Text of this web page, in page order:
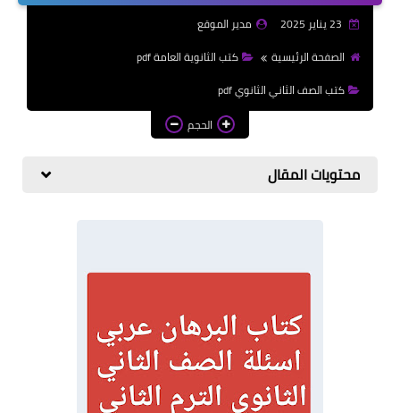
كتب المرحلة الابتدائي
مدير الموقع
الصفحة الرئيسية
كتب الثانوية العامة pdf
كتب الصف الثاني الثانوي pdf
الحجم
محتويات المقال